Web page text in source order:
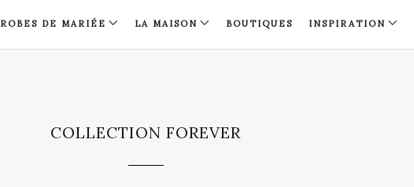
ROBES DE MARIÉE LA MAISON BOUTIQUES INSPIRATION
COLLECTION FOREVER